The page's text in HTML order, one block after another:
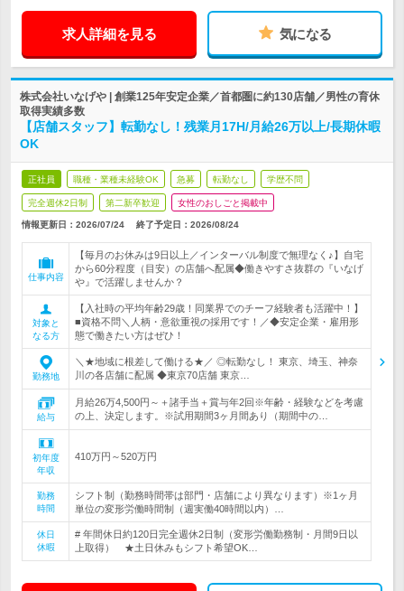
求人詳細を見る 気になる
株式会社いなげや | 創業125年安定企業／首都圏に約130店舗／男性の育休
取得実績多数
【店舗スタッフ】転勤なし！残業月17H/月給26万以上/長期休暇
OK
正社員 職種・業種未経験OK 急募 転勤なし 学歴不問
完全週休2日制 第二新卒歓迎 女性のおしごと掲載中
情報更新日：2026/07/24 終了予定日： 2026/08/24
仕事内容
【毎月のお休みは9日以上／インターバル制度で無理なく♪】自宅
から60分程度（目安）の店舗へ配属◆働きやすさ抜群の『いなげ
や』で活躍しませんか？
対象と
なる方
【入社時の平均年齢29歳！同業界でのチーフ経験者も活躍中！】
■資格不問＼人柄・意欲重視の採用です！／◆安定企業・雇用形
態で働きたい方はぜひ！
勤務地
＼★地域に根差して働ける★／ ◎転勤なし！ 東京、埼玉、神奈
川の各店舗に配属 ◆東京70店舗 東京…
給与
月給26万4,500円～＋諸手当＋賞与年2回※年齢・経験などを考慮
の上、決定します。※試用期間3ヶ月間あり（期間中の…
初年度
年収
410万円～520万円
勤務
時間
シフト制（勤務時間帯は部門・店舗により異なります）※1ヶ月
単位の変形労働時間制（週実働40時間以内）…
休日
休暇
# 年間休日約120日完全週休2日制（変形労働勤務制・月間9日以
上取得） ★土日休みもシフト希望OK…